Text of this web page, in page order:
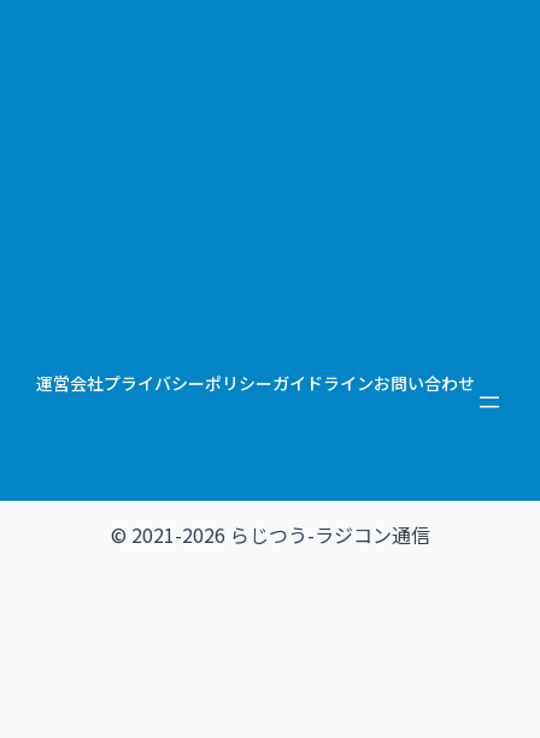
運営会社プライバシーポリシーガイドラインお問い合わせ
© 2021-2026 らじつう-ラジコン通信